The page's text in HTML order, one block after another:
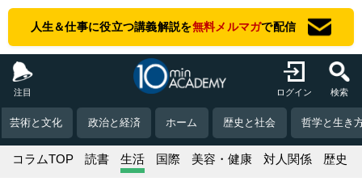
人生＆仕事に役立つ講義解説を無料メルマガで配信
注目 ログイン 検索
芸術と文化 政治と経済 ホーム 歴史と社会 哲学と生き
コラムTOP 読書 生活 国際 美容・健康 対人関係 歴史